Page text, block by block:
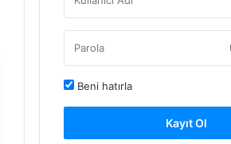
Beni hatırla
Kayıt Ol